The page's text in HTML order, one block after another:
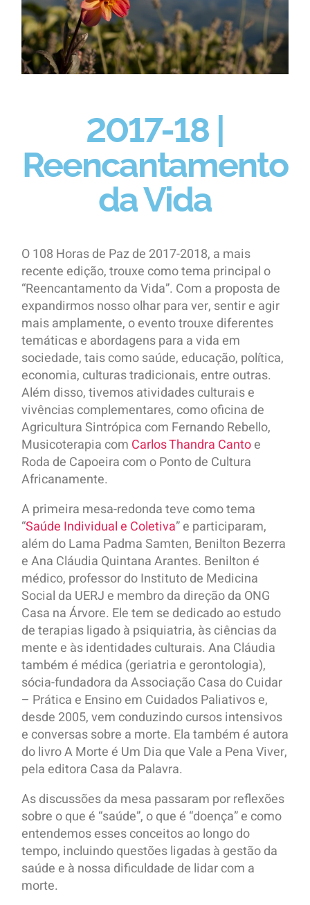
2017-18 |
Reencantamento
da Vida
O 108 Horas de Paz de 2017-2018, a mais
recente edição, trouxe como tema principal o
“Reencantamento da Vida”. Com a proposta de
expandirmos nosso olhar para ver, sentir e agir
mais amplamente, o evento trouxe diferentes
temáticas e abordagens para a vida em
sociedade, tais como saúde, educação, política,
economia, culturas tradicionais, entre outras.
Além disso, tivemos atividades culturais e
vivências complementares, como oficina de
Agricultura Sintrópica com Fernando Rebello,
Musicoterapia com Carlos Thandra Cantoe
Roda de Capoeira com o Ponto de Cultura
Africanamente.
A primeira mesa-redonda teve como tema
“Saúde Individual e Coletiva” e participaram,
além do Lama Padma Samten, Benilton Bezerra
e Ana Cláudia Quintana Arantes. Benilton é
médico, professor do Instituto de Medicina
Social da UERJ e membro da direção da ONG
Casa na Árvore. Ele tem se dedicado ao estudo
de terapias ligado à psiquiatria, às ciências da
mente e às identidades culturais. Ana Cláudia
também é médica (geriatria e gerontologia),
sócia-fundadora da Associação Casa do Cuidar
– Prática e Ensino em Cuidados Paliativos e,
desde 2005, vem conduzindo cursos intensivos
e conversas sobre a morte. Ela também é autora
do livro A Morte é Um Dia que Vale a Pena Viver,
pela editora Casa da Palavra.
As discussões da mesa passaram por reflexões
sobre o que é “saúde”, o que é “doença” e como
entendemos esses conceitos ao longo do
tempo, incluindo questões ligadas à gestão da
saúde e à nossa dificuldade de lidar com a
morte.